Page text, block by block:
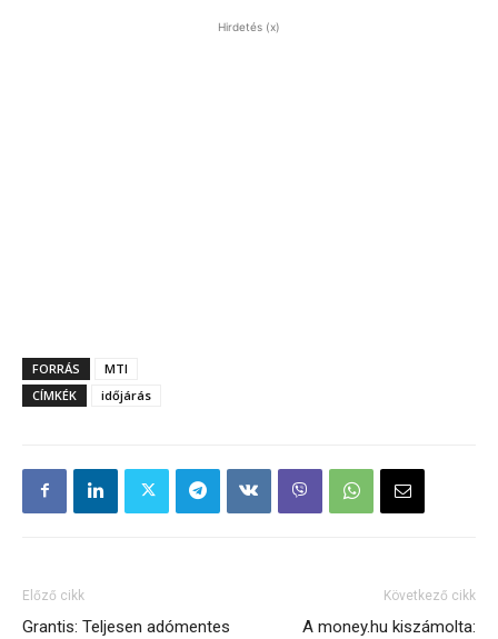
Hirdetés (x)
FORRÁS
MTI
CÍMKÉK
időjárás
Előző cikk
Grantis: Teljesen adómentes
Következő cikk
A money.hu kiszámolta: